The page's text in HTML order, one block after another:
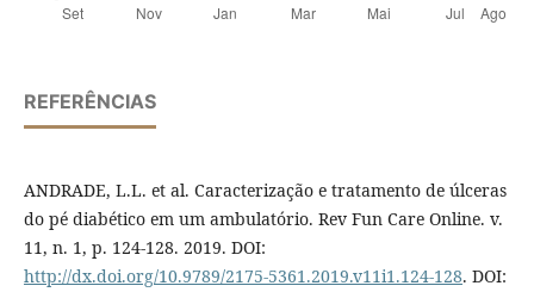
REFERÊNCIAS
ANDRADE, L.L. et al. Caracterização e tratamento de úlceras
do pé diabético em um ambulatório. Rev Fun Care Online. v.
11, n. 1, p. 124-128. 2019. DOI:
http://dx.doi.org/10.9789/2175-5361.2019.v11i1.124-128. DOI: